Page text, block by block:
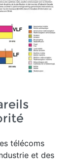
télécoms
et des